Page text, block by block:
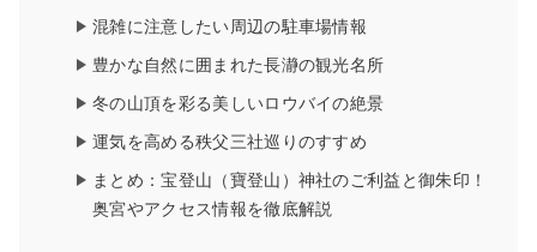
混雑に注意したい周辺の駐車場情報
豊かな自然に囲まれた長瀞の観光名所
冬の山頂を彩る美しいロウバイの絶景
運気を高める秩父三社巡りのすすめ
まとめ：宝登山（寶登山）神社のご利益と御朱印！
奥宮やアクセス情報を徹底解説